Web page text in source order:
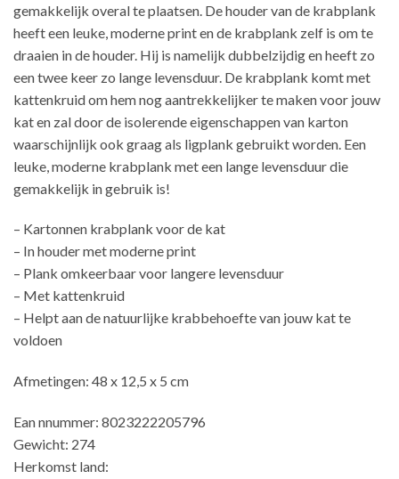
gemakkelijk overal te plaatsen. De houder van de krabplank
heeft een leuke, moderne print en de krabplank zelf is om te
draaien in de houder. Hij is namelijk dubbelzijdig en heeft zo
een twee keer zo lange levensduur. De krabplank komt met
kattenkruid om hem nog aantrekkelijker te maken voor jouw
kat en zal door de isolerende eigenschappen van karton
waarschijnlijk ook graag als ligplank gebruikt worden. Een
leuke, moderne krabplank met een lange levensduur die
gemakkelijk in gebruik is!
– Kartonnen krabplank voor de kat
– In houder met moderne print
– Plank omkeerbaar voor langere levensduur
– Met kattenkruid
– Helpt aan de natuurlijke krabbehoefte van jouw kat te
voldoen
Afmetingen: 48 x 12,5 x 5 cm
Ean nnummer: 8023222205796
Gewicht: 274
Herkomst land: